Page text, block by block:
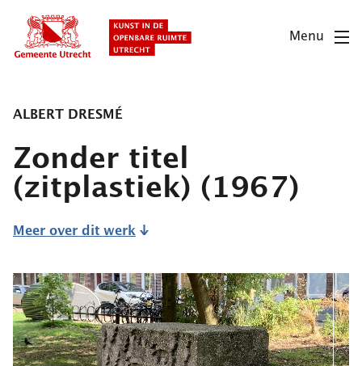
en
naar
gaan
Menu
ALBERT DRESMÉ
Zonder titel
(zitplastiek) (1967)
Meer over dit werk